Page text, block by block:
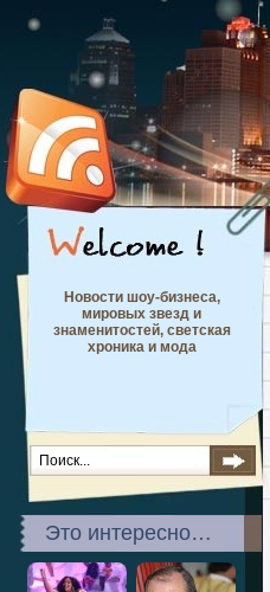
Новости шоу-бизнеса,
мировых звезд и
знаменитостей, светская
хроника и мода
Это интересно…